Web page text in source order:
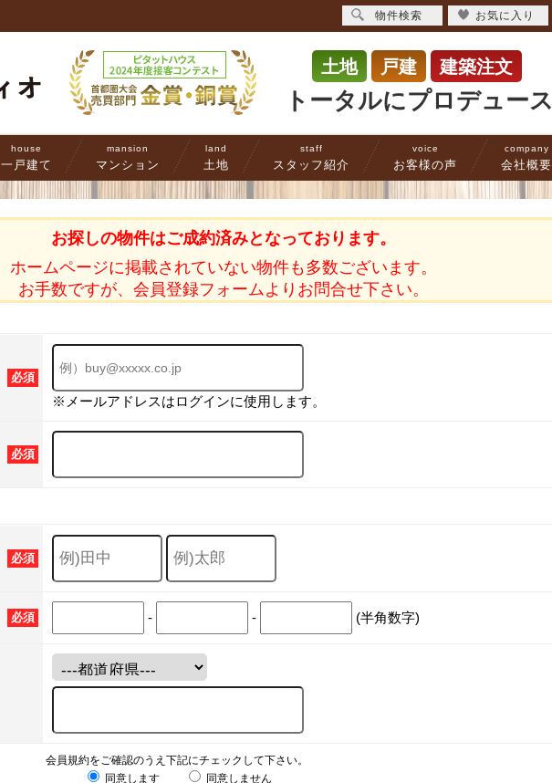
土地 戸建 建築注文
トータルにプロデュース
house
一戸建て
mansion
マンション
land
土地
staff
スタッフ紹介
voice
お客様の声
company
会社概要
お探しの物件はご成約済みとなっております。
ホームページに掲載されていない物件も多数ございます。
お手数ですが、会員登録フォームよりお問合せ下さい。
必須
※メールアドレスはログインに使用します。
必須
必須
必須 - - (半角数字)
会員規約をご確認のうえ下記にチェックして下さい。
同意します
同意しません
物件検索 お気に入り